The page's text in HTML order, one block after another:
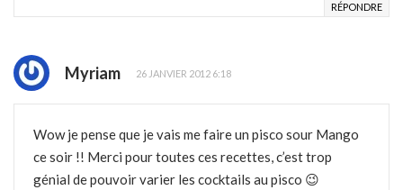
RÉPONDRE
Myriam 26 JANVIER 2012 6:18
Wow je pense que je vais me faire un pisco sour Mango
ce soir !! Merci pour toutes ces recettes, c’est trop
génial de pouvoir varier les cocktails au pisco 😉